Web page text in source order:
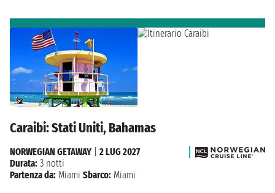
Caraibi: Stati Uniti, Bahamas
NORWEGIAN GETAWAY
2 LUG 2027
Durata: 3 notti
Partenza da: Miami Sbarco: Miami